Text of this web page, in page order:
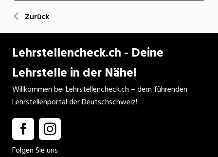
Zurück
Lehrstellencheck.ch - Deine
Lehrstelle in der Nähe!
Willkommen bei Lehrstellencheck.ch – dem führenden
Lehrstellenportal der Deutschschweiz!
Folgen Sie uns